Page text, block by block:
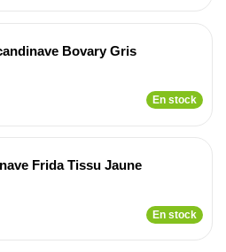
Bovary Gris
En stock
Frida Tissu Jaune
En stock